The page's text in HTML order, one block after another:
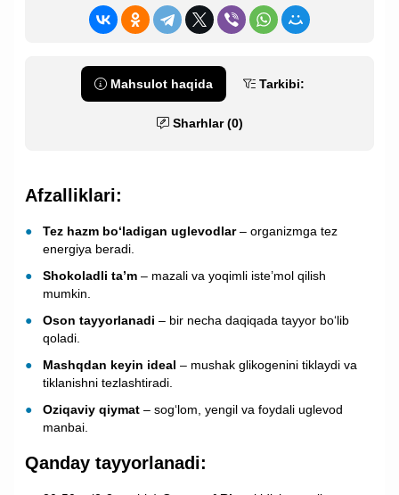
Mahsulot haqida Tarkibi:
Sharhlar (0)
Afzalliklari:
Tez hazm bo‘ladigan uglevodlar– organizmga tez
energiya beradi.
Shokoladli ta’m – mazali va yoqimli iste’mol qilish
mumkin.
Oson tayyorlanadi – bir necha daqiqada tayyor bo‘lib
qoladi.
Mashqdan keyin ideal – mushak glikogenini tiklaydi va
tiklanishni tezlashtiradi.
Oziqaviy qiymat – sog‘lom, yengil va foydali uglevod
manbai.
Qanday tayyorlanadi: